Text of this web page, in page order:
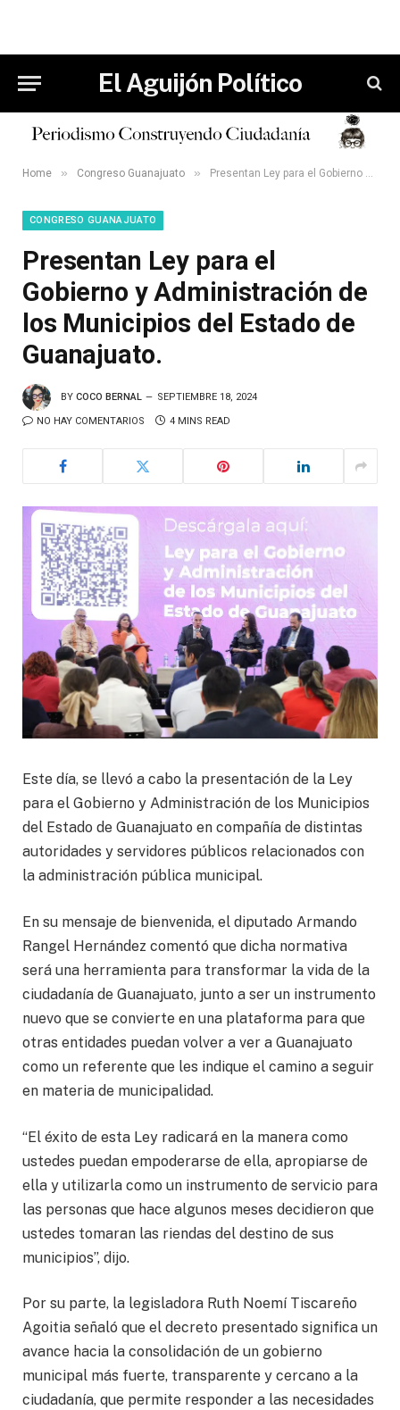
El Aguijón Político
Home » Congreso Guanajuato » Presentan Ley para el Gobierno y Administración de los Municipios del Estado de Guanajuato.
CONGRESO GUANAJUATO
Presentan Ley para el
Gobierno y Administración de
los Municipios del Estado de
Guanajuato.
BY COCO BERNAL SEPTIEMBRE 18, 2024
NO HAY COMENTARIOS 4 MINS READ
Este día, se llevó a cabo la presentación de la Ley
para el Gobierno y Administración de los Municipios
del Estado de Guanajuato en compañía de distintas
autoridades y servidores públicos relacionados con
la administración pública municipal.
En su mensaje de bienvenida, el diputado Armando
Rangel Hernández comentó que dicha normativa
será una herramienta para transformar la vida de la
ciudadanía de Guanajuato, junto a ser un instrumento
nuevo que se convierte en una plataforma para que
otras entidades puedan volver a ver a Guanajuato
como un referente que les indique el camino a seguir
en materia de municipalidad.
“El éxito de esta Ley radicará en la manera como
ustedes puedan empoderarse de ella, apropiarse de
ella y utilizarla como un instrumento de servicio para
las personas que hace algunos meses decidieron que
ustedes tomaran las riendas del destino de sus
municipios”, dijo.
Por su parte, la legisladora Ruth Noemí Tiscareño
Agoitia señaló que el decreto presentado significa un
avance hacia la consolidación de un gobierno
municipal más fuerte, transparente y cercano a la
ciudadanía, que permite responder a las necesidades